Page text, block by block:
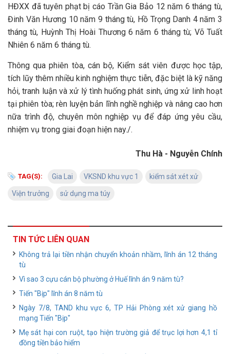
HĐXX đã tuyên phạt bị cáo Trần Gia Bảo 12 năm 6 tháng tù,
Đinh Văn Hương 10 năm 9 tháng tù, Hồ Trọng Danh 4 năm 3
tháng tù, Huỳnh Thị Hoài Thương 6 năm 6 tháng tù; Võ Tuất
Nhiên 6 năm 6 tháng tù.
Thông qua phiên tòa, cán bộ, Kiểm sát viên được học tập,
tích lũy thêm nhiều kinh nghiệm thực tiễn, đặc biệt là kỹ năng
hỏi, tranh luận và xử lý tình huống phát sinh, ứng xử linh hoạt
tại phiên tòa; rèn luyện bản lĩnh nghề nghiệp và nâng cao hơn
nữa trình độ, chuyên môn nghiệp vụ để đáp ứng yêu cầu,
nhiệm vụ trong giai đoạn hiện nay./.
Thu Hà - Nguyễn Chính
TAG(S): Gia Lai VKSND khu vực 1 kiểm sát xét xử
Viện trưởng sử dụng ma túy
TIN TỨC LIÊN QUAN
Không trả lại tiền nhận chuyển khoản nhầm, lĩnh án 12 tháng
tù
Vì sao 3 cựu cán bộ phường ở Huế lĩnh án 9 năm tù?
Tiến "Bịp" lĩnh án 8 năm tù
Ngày 7/8, TAND khu vực 6, TP Hải Phòng xét xử giang hồ
mạng Tiến "Bịp"
Mẹ sát hại con ruột, tạo hiện trường giả để trục lợi hơn 4,1 tỉ
đồng tiền bảo hiểm